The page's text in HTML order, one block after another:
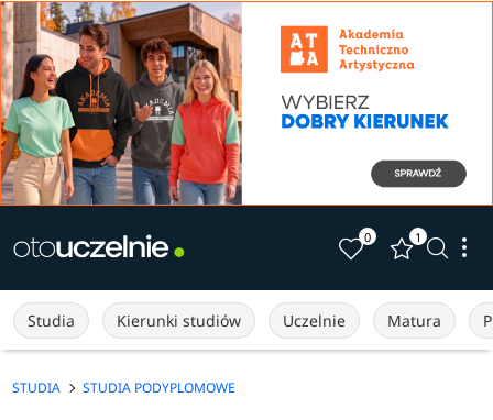
0 1
Studia Kierunki studiów Uczelnie Matura
STUDIA STUDIA PODYPLOMOWE